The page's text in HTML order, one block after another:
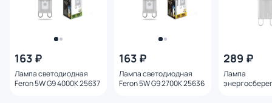
163 ₽
Лампа светодиодная
Feron 5W G9 4000K 25637
163 ₽
Лампа светодиодная
Feron 5W G9 2700K 25636
289 ₽
Лампа